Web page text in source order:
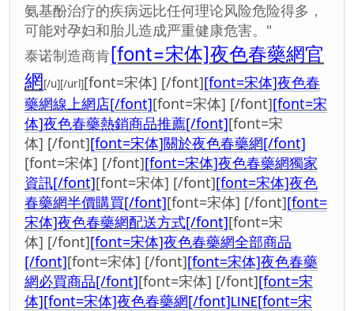
氨基酚治疗的疾病远比任何理论风险危险得多，
可能对孕妇和胎儿造成严重健康危害。"
泰诺制造商肯[font=宋体]夜色春藥網官
網[/u][/url][font=宋体] [/font][font=宋体]夜色春
藥網線上網店[/font][font=宋体] [/font][font=宋
体]夜色春藥熱銷商品推薦[/font][font=宋
体] [/font][font=宋体]關於夜色春藥網[/font]
[font=宋体] [/font][font=宋体]夜色春藥網獨家
資訊[/font][font=宋体] [/font][font=宋体]夜色
春藥網半價購買[/font][font=宋体] [/font][font=
宋体]夜色春藥網配送方式[/font][font=宋
体] [/font][font=宋体]夜色春藥網全部商品
[/font][font=宋体] [/font][font=宋体]夜色春藥
網必買商品[/font][font=宋体] [/font][font=宋
体][font=宋体]夜色春藥網[/font]LINE[font=宋